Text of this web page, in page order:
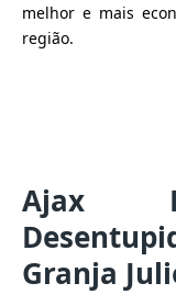
melhor e mais
região.
Ajax
Granja